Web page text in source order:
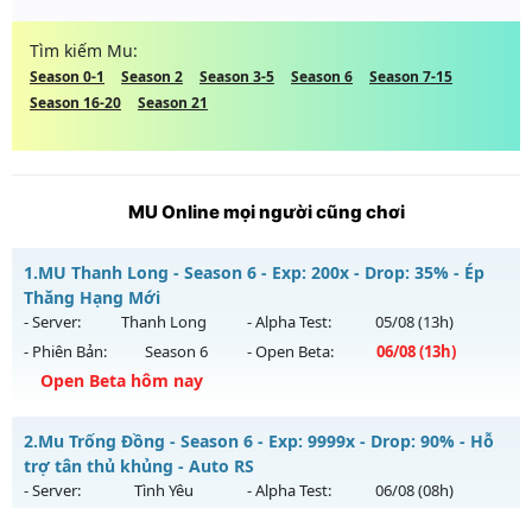
Tìm kiếm Mu:
Season 0-1 Season 2 Season 3-5 Season 6
Season 7-15
Season 16-20
Season 21
MU Online mọi người cũng chơi
1.MU Thanh Long - Season 6 - Exp: 200x - Drop: 35% - Ép
Thăng Hạng Mới
- Server: Thanh Long - Alpha Test: 05/08(13h)
- Phiên Bản:
Season 6 - Open Beta: 06/08(13h)
Open Beta hôm nay
MU Thanh Long - Ép Thăng Hạng Mới
Mu mới ra tháng 08 2026 - Mở máy chủ
13h ngày 06/08/2626
2.Mu Trống Đồng - Season 6 - Exp: 9999x - Drop: 90% - Hỗ
trợ tân thủ khủng - Auto RS
- Server: Tình Yêu - Alpha Test: 06/08(08h)